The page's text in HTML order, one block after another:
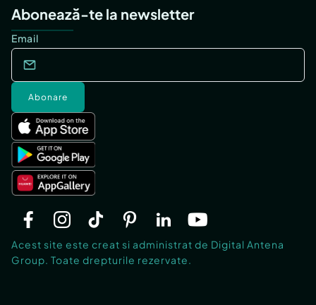
Abonează-te la newsletter
Email
Abonare
Acest site este creat si administrat de Digital Antena
Group. Toate drepturile rezervate.